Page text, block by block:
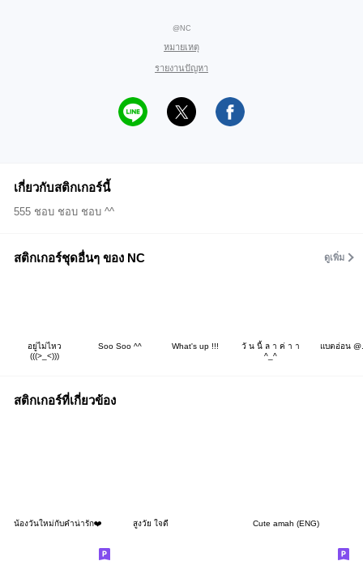
@NC
หมายเหตุ
รายงานปัญหา
เกี่ยวกับสติกเกอร์นี้
555 ชอบ ชอบ ชอบ ^^
สติกเกอร์ชุดอื่นๆ ของ NC ดูเพิ่ม
อยู่ไม่ไหว
(((>_<)))
Soo Soo ^^ What's up !!!
วั น นี้ ล า ค่ า า
^_^
แบตอ่อน
สติกเกอร์ที่เกี่ยวข้อง
น้องวันใหม่กับคำน่ารัก❤️ สูงวัย ใจดี Cute amah (ENG)